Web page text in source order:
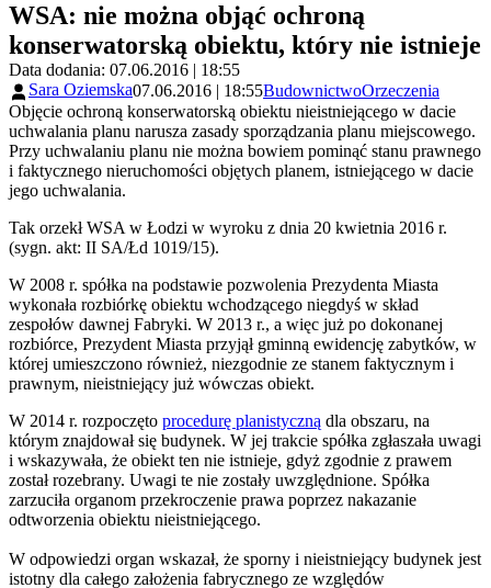
WSA: nie można objąć ochroną
konserwatorską obiektu, który nie istnieje
Data dodania: 07.06.2016 | 18:55
Sara Oziemska07.06.2016 | 18:55BudownictwoOrzeczenia
Objęcie ochroną konserwatorską obiektu nieistniejącego w dacie
uchwalania planu narusza zasady sporządzania planu miejscowego.
Przy uchwalaniu planu nie można bowiem pominąć stanu prawnego
i faktycznego nieruchomości objętych planem, istniejącego w dacie
jego uchwalania.
Tak orzekł WSA w Łodzi w wyroku z dnia 20 kwietnia 2016 r.
(sygn. akt: II SA/Łd 1019/15).
W 2008 r. spółka na podstawie pozwolenia Prezydenta Miasta
wykonała rozbiórkę obiektu wchodzącego niegdyś w skład
zespołów dawnej Fabryki. W 2013 r., a więc już po dokonanej
rozbiórce, Prezydent Miasta przyjął gminną ewidencję zabytków, w
której umieszczono również, niezgodnie ze stanem faktycznym i
prawnym, nieistniejący już wówczas obiekt.
W 2014 r. rozpoczęto procedurę planistyczną dla obszaru, na
którym znajdował się budynek. W jej trakcie spółka zgłaszała uwagi
i wskazywała, że obiekt ten nie istnieje, gdyż zgodnie z prawem
został rozebrany. Uwagi te nie zostały uwzględnione. Spółka
zarzuciła organom przekroczenie prawa poprzez nakazanie
odtworzenia obiektu nieistniejącego.
W odpowiedzi organ wskazał, że sporny i nieistniejący budynek jest
istotny dla całego założenia fabrycznego ze względów